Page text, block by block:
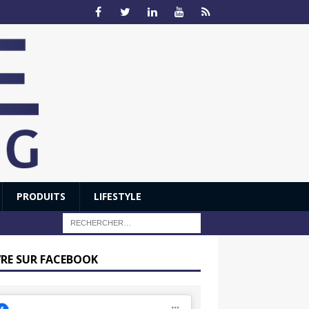
PRODUITS LIFESTYLE
SUR FACEBOOK